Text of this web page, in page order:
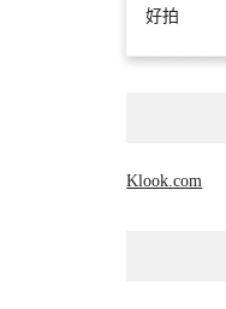
好拍
Klook.com